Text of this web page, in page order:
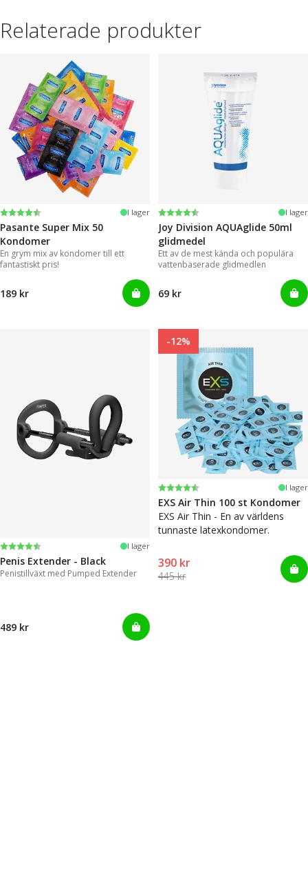
Relaterade produkter
Betyg:
4.4 utav 5 stjärnor I lager
Pasante Super Mix 50
Kondomer
En grym mix av kondomer till ett
fantastiskt pris!
189 kr
Betyg:
4.2 utav 5 stjärnor I lager
Joy Division AQUAglide 50ml
glidmedel
Ett av de mest kända och populära
vattenbaserade glidmedlen
69 kr
Betyg:
4.4 utav 5 stjärnor I lager
Penis Extender - Black
Penistillväxt med Pumped Extender
489 kr
-12%
Betyg:
4.6 utav 5 stjärnor I lager
EXS Air Thin 100 st Kondomer
EXS Air Thin - En av världens
tunnaste latexkondomer.
390 kr
445 kr